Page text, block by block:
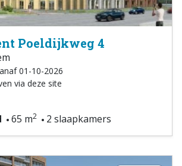
Poeldijkweg 4
01-10-2026
via deze site
65 m2 2 slaapkamers